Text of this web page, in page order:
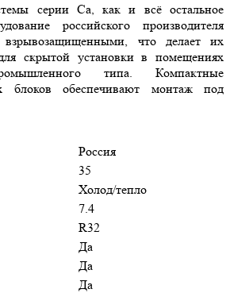
серии Ca, как и всё остальное
российского производителя
что делает их
скрытой установки в помещениях
промышленного типа. Компактные
блоков обеспечивают монтаж под
Россия
35
Холод/тепло
7.4
R32
Да
Да
Да